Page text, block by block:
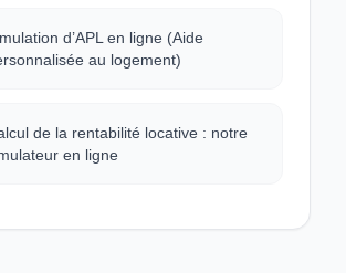
d’APL en ligne (Aide
au logement)
de la rentabilité locative : notre
en ligne